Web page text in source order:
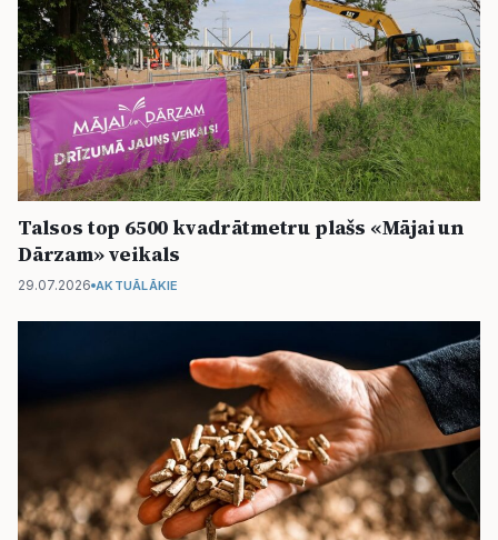
Talsos top 6500 kvadrātmetru plašs «Mājai un
Dārzam» veikals
29.07.2026 AKTUĀLĀKIE